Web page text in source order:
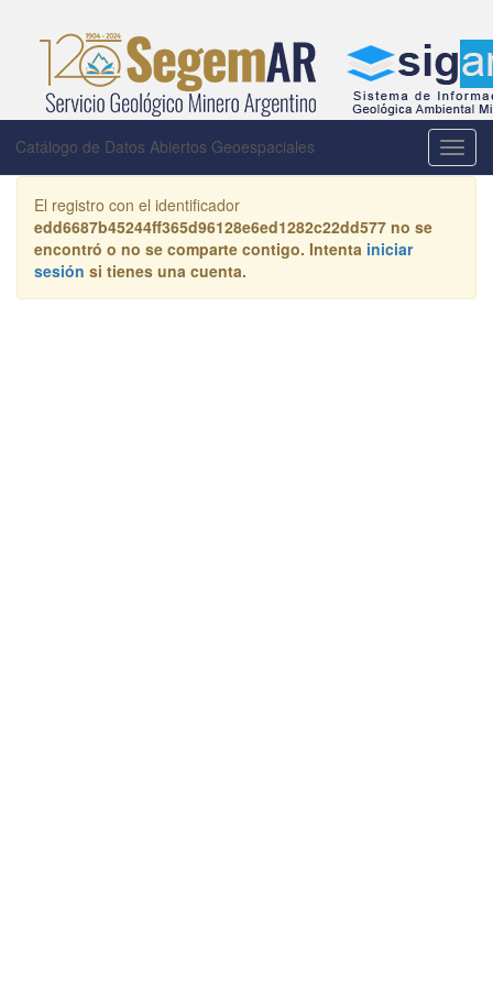
Catálogo de Datos Abiertos Geoespaciales
la
El registro con el identificador
edd6687b45244ff365d96128e6ed1282c22dd577 no se
encontró o no se comparte contigo. Intenta iniciar
sesión si tienes una cuenta.